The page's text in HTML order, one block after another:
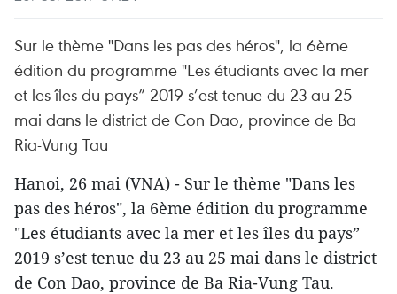
Sur le thème "Dans les pas des héros", la 6ème
édition du programme "Les étudiants avec la mer
et les îles du pays” 2019 s’est tenue du 23 au 25
mai dans le district de Con Dao, province de Ba
Ria-Vung Tau
Hanoi, 26 mai (VNA) - Sur le thème "Dans les
pas des héros", la 6ème édition du programme
"Les étudiants avec la mer et les îles du pays”
2019 s’est tenue du 23 au 25 mai dans le district
de Con Dao, province de Ba Ria-Vung Tau.